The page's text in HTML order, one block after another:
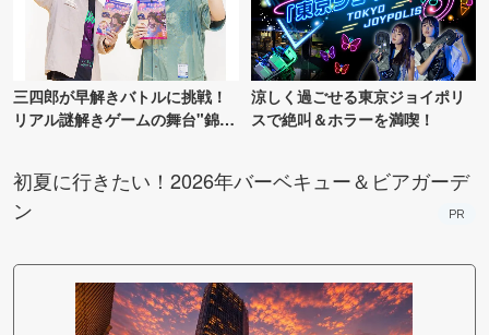
三四郎が早解きバトルに挑戦！
リアル謎解きゲームの舞台"錦糸
涼しく過ごせる東京ジョイポリ
スで絶叫＆ホラーを満喫！
初夏に行きたい！2026年バーベキュー＆ビアガーデ
ン
PR